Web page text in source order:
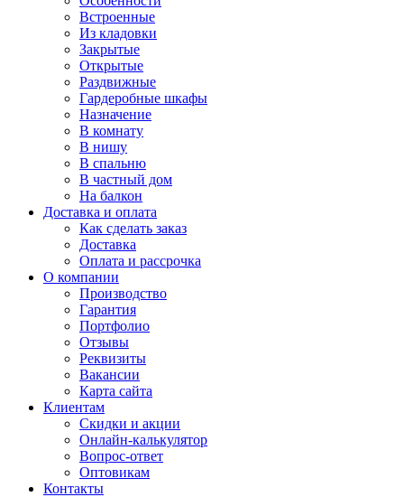
Встроенные
Из кладовки
Закрытые
Открытые
Раздвижные
Гардеробные шкафы
Назначение
В комнату
В нишу
В спальню
В частный дом
На балкон
Доставка и оплата
Как сделать заказ
Доставка
Оплата и рассрочка
О компании
Производство
Гарантия
Портфолио
Отзывы
Реквизиты
Вакансии
Карта сайта
Клиентам
Скидки и акции
Онлайн-калькулятор
Вопрос-ответ
Оптовикам
Контакты